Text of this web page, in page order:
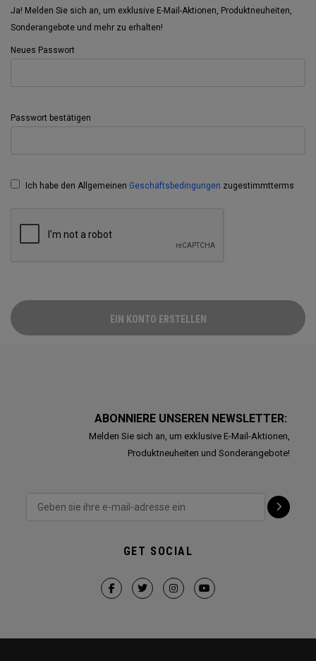
Ja! Melden Sie sich an, um exklusive E-Mail-Aktionen, Produktneuheiten,
Sonderangebote und mehr zu erhalten!
Neues Passwort
Passwort bestätigen
Ich habe den Allgemeinen Geschäftsbedingungen zugestimmtterms
EIN KONTO ERSTELLEN
ABONNIERE UNSEREN NEWSLETTER:
Melden Sie sich an, um exklusive E-Mail-Aktionen,
Produktneuheiten und Sonderangebote!
GET SOCIAL